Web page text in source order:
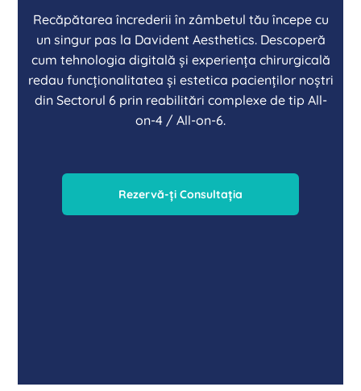
Recăpătarea încrederii în zâmbetul tău începe cu
un singur pas la Davident Aesthetics. Descoperă
cum tehnologia digitală și experiența chirurgicală
redau funcționalitatea și estetica pacienților noștri
din Sectorul 6 prin reabilitări complexe de tip All-
on-4 / All-on-6.
Rezervă-ți Consultația